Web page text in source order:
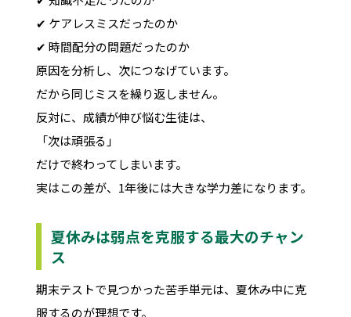
✔ ケアレスミスだったのか
✔ 時間配分の問題だったのか
原因を分析し、次につなげています。
だから同じミスを繰り返しません。
反対に、成績が伸び悩む生徒は、
「次は頑張る」
だけで終わってしまいます。
実はこの差が、1年後には大きな学力差になります。
夏休みは弱点を克服する最大のチャン
ス
期末テストで見つかった苦手単元は、夏休み中に克
服するのが理想です。